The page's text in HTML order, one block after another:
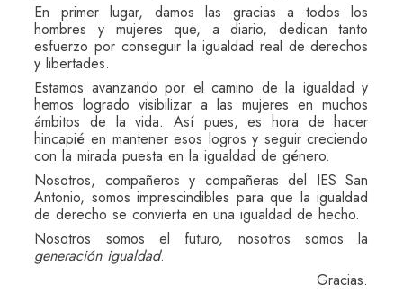
En primer lugar, damos las gracias a todos los
hombres y mujeres que, a diario, dedican tanto
esfuerzo por conseguir la igualdad real de derechos
y libertades.
Estamos avanzando por el camino de la igualdad y
hemos logrado visibilizar a las mujeres en muchos
ámbitos de la vida. Así pues, es hora de hacer
hincapié en mantener esos logros y seguir creciendo
con la mirada puesta en la igualdad de género.
Nosotros, compañeros y compañeras del IES San
Antonio, somos imprescindibles para que la igualdad
de derecho se convierta en una igualdad de hecho.
Nosotros somos el futuro, nosotros somos la
generación igualdad.
Gracias.